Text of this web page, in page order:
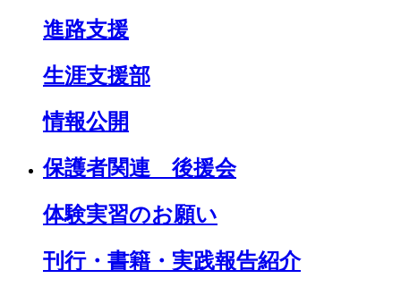
進路支援
生涯支援部
情報公開
保護者関連 後援会
体験実習のお願い
刊行・書籍・実践報告紹介